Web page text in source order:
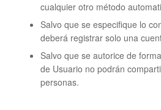
cualquier otro método
Salvo que se especifique lo
deberá registrar solo una
Salvo que se autorice de
de Usuario no podrán
personas.